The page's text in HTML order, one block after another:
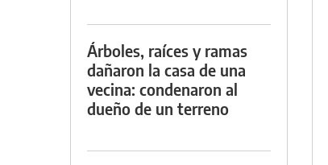
Árboles, raíces y ramas
dañaron la casa de una
vecina: condenaron al
dueño de un terreno